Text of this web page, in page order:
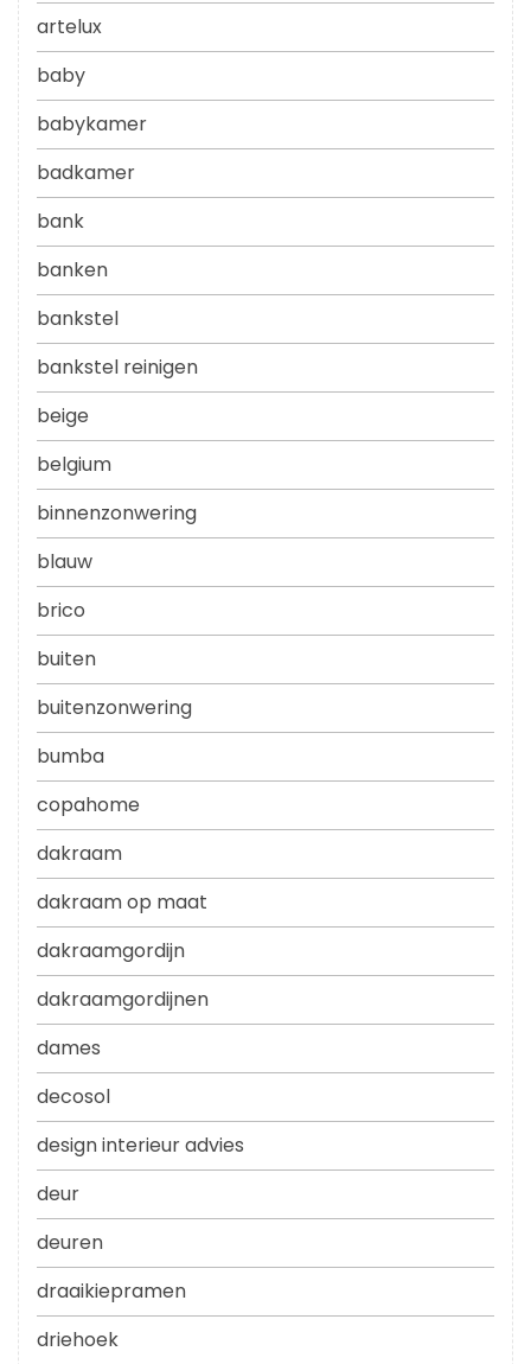
artelux
baby
babykamer
badkamer
bank
banken
bankstel
bankstel reinigen
beige
belgium
binnenzonwering
blauw
brico
buiten
buitenzonwering
bumba
copahome
dakraam
dakraam op maat
dakraamgordijn
dakraamgordijnen
dames
decosol
design interieur advies
deur
deuren
draaikiepramen
driehoek